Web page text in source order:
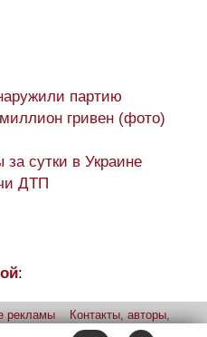
партию
гривен (фото)
сутки в Украине
ДТП
:
рекламы
Контакты, авторы,